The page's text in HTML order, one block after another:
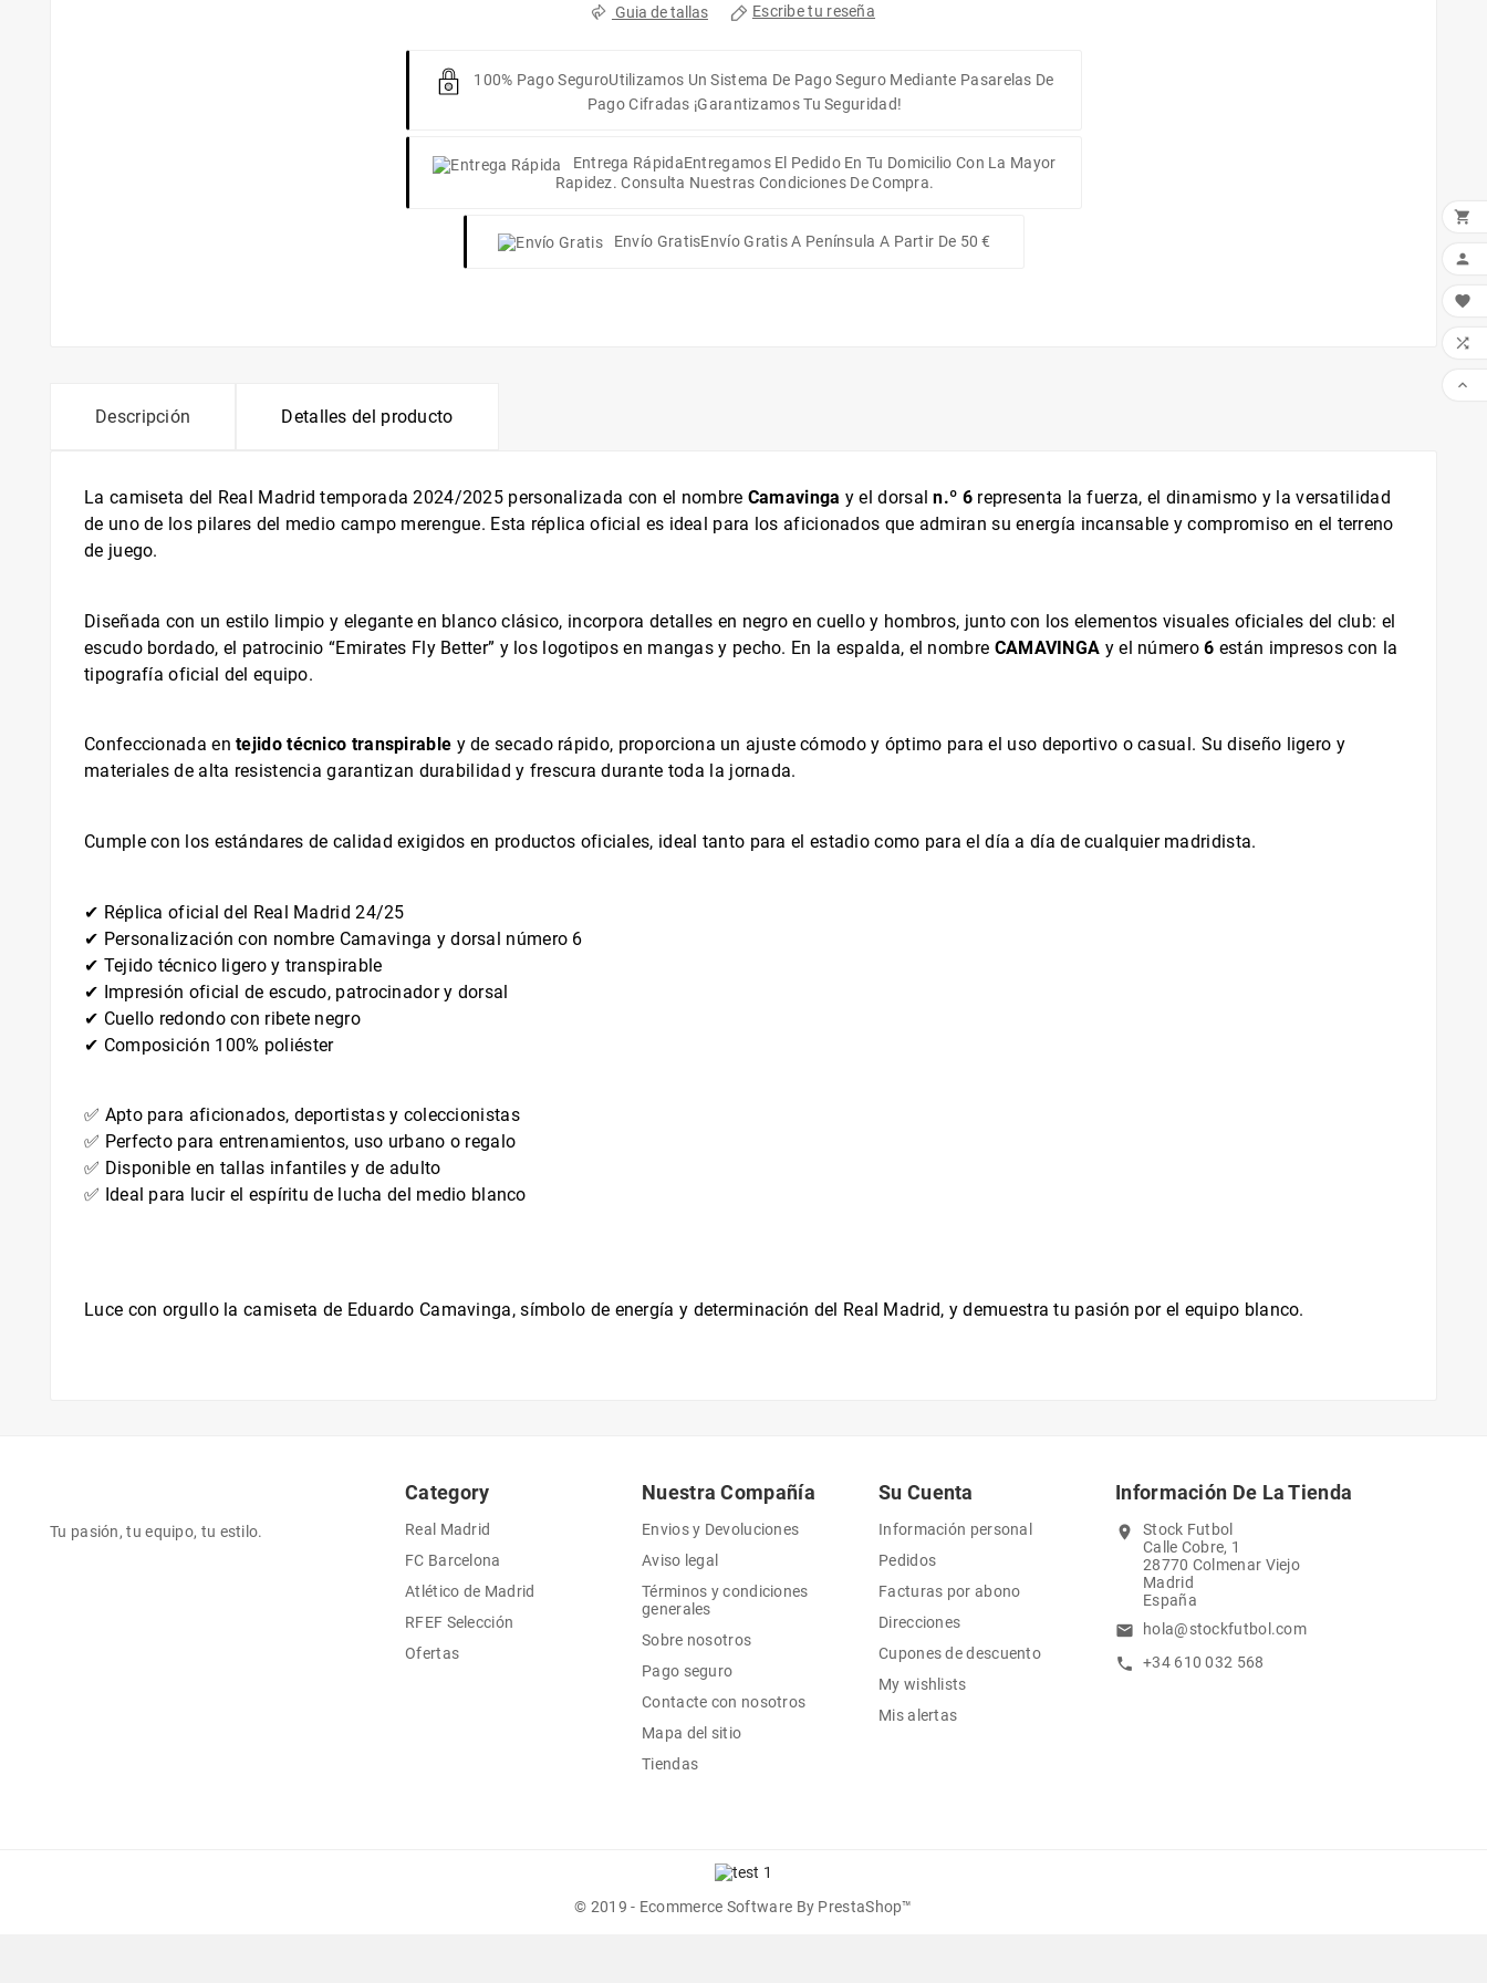
Guia de tallas Escribe tu reseña
100% Pago SeguroUtilizamos Un Sistema De Pago Seguro Mediante Pasarelas De
Pago Cifradas ¡Garantizamos Tu Seguridad!
Entrega RápidaEntregamos El Pedido En Tu Domicilio Con La Mayor
Rapidez. Consulta Nuestras Condiciones De Compra.
Envío GratisEnvío Gratis A Península A Partir De 50 €
Descripción Detalles del producto
La camiseta del Real Madrid temporada 2024/2025 personalizada con el nombre Camavinga y el dorsaln.º 6representa la fuerza, el dinamismo y la versatilidad
de uno de los pilares del medio campo merengue. Esta réplica oficial es ideal para los aficionados que admiran su energía incansable y compromiso en el terreno
de juego.
Diseñada con un estilo limpio y elegante en blanco clásico, incorpora detalles en negro en cuello y hombros, junto con los elementos visuales oficiales del club: el
escudo bordado, el patrocinio “Emirates Fly Better” y los logotipos en mangas y pecho. En la espalda, el nombre CAMAVINGA y el número6 están impresos con la
tipografía oficial del equipo.
Confeccionada entejido técnico transpirable y de secado rápido, proporciona un ajuste cómodo y óptimo para el uso deportivo o casual. Su diseño ligero y
materiales de alta resistencia garantizan durabilidad y frescura durante toda la jornada.
Cumple con los estándares de calidad exigidos en productos oficiales, ideal tanto para el estadio como para el día a día de cualquier madridista.
✔ Réplica oficial del Real Madrid 24/25
✔ Personalización con nombre Camavinga y dorsal número 6
✔ Tejido técnico ligero y transpirable
✔ Impresión oficial de escudo, patrocinador y dorsal
✔ Cuello redondo con ribete negro
✔ Composición 100% poliéster
✅ Apto para aficionados, deportistas y coleccionistas
✅ Perfecto para entrenamientos, uso urbano o regalo
✅ Disponible en tallas infantiles y de adulto
✅ Ideal para lucir el espíritu de lucha del medio blanco
Luce con orgullo la camiseta de Eduardo Camavinga, símbolo de energía y determinación del Real Madrid, y demuestra tu pasión por el equipo blanco.
Tu pasión, tu equipo, tu estilo.
Category
Real Madrid
FC Barcelona
Atlético de Madrid
RFEF Selección
Ofertas
Nuestra Compañía
Envios y Devoluciones
Aviso legal
Términos y condiciones
generales
Sobre nosotros
Pago seguro
Contacte con nosotros
Mapa del sitio
Tiendas
Su Cuenta
Información personal
Pedidos
Facturas por abono
Direcciones
Cupones de descuento
My wishlists
Mis alertas
Información De La Tienda
location_on
Stock Futbol
Calle Cobre, 1
28770 Colmenar Viejo
Madrid
España
email hola@stockfutbol.com
call +34 610 032 568





© 2019 - Ecommerce Software By PrestaShop™